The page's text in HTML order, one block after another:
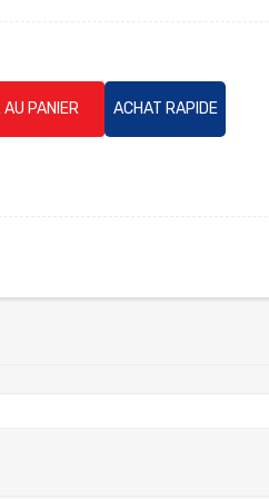
PANIER ACHAT RAPIDE